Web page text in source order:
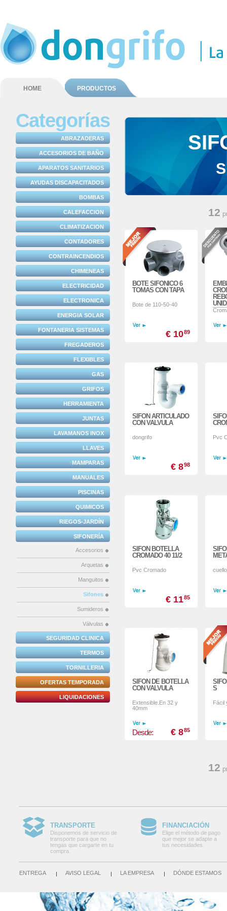
HOME PRODUCTOS
12
BOTE SIFONICO 6
TOMAS CON TAPA
Bote de 110-50-40
€ 1089
SIFON ARTICULADO
CON VALVULA
dongrifo
€ 898
Pvc
SIFON BOTELLA
CROMADO 40 11/2
Pvc Cromado
€ 1185
SIFON DE BOTELLA
CON VALVULA
Extensible.En 32 y
40mm
Desde: € 885
S
Fácil
12
Categorías
ABRAZADERAS
ACCESORIOS DE BAÑO
APARATOS SANITARIOS
AYUDAS DISCAPACITADOS
BOMBAS
CALEFACCION
CLIMATIZACION
CONTADORES
CONTRAINCENDIOS
CHIMENEAS
ELECTRICIDAD
ELECTRONICA
ENERGIA SOLAR
FONTANERIA SISTEMAS
FREGADEROS
FLEXIBLES
GAS
GRIFOS
HERRAMIENTA
JUNTAS
LAVAMANOS INOX
LLAVES
MAMPARAS
MANUALES
PISCINAS
QUIMICOS
RIEGOS-JARDÍN
SIFONERÍA
Accesorios
Arquetas
Manguitos
Sifones
Sumideros
Válvulas
SEGURIDAD CLINICA
TERMOS
TORNILLERIA
OFERTAS TEMPORADA
LIQUIDACIONES
TRANSPORTE
Disponemos de servicio de
transporte para que no
tengas que cargarte en tu
compra.
FINANCIACIÓN
Elige el método de pago
que mejor se adapte a
tus necesidades.
ENTREGA AVISO LEGAL LA EMPRESA DÓNDE ESTAMOS